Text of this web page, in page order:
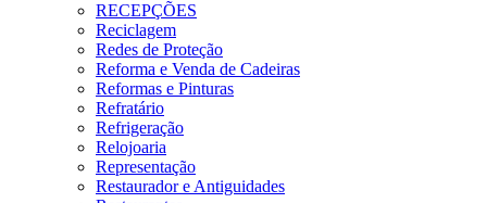
RECEPÇÕES
Reciclagem
Redes de Proteção
Reforma e Venda de Cadeiras
Reformas e Pinturas
Refratário
Refrigeração
Relojoaria
Representação
Restaurador e Antiguidades